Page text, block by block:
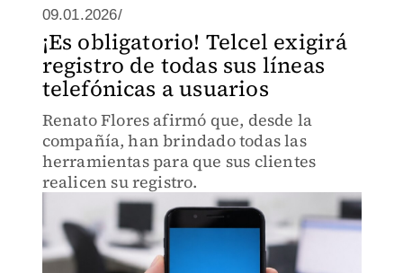
09.01.2026/
¡Es obligatorio! Telcel exigirá
registro de todas sus líneas
telefónicas a usuarios
Renato Flores afirmó que, desde la
compañía, han brindado todas las
herramientas para que sus clientes
realicen su registro.